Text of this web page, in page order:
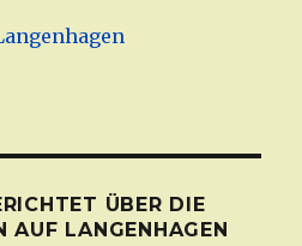
ÜBER DIE
AUF LANGENHAGEN